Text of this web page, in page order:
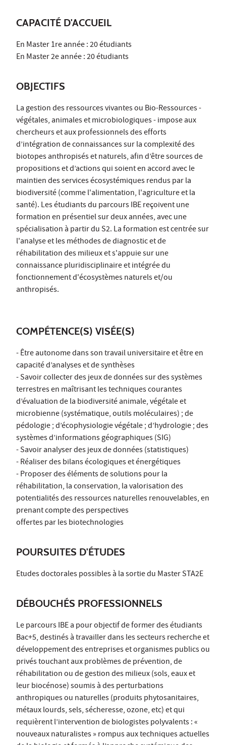
CAPACITÉ D'ACCUEIL
En Master 1re année : 20 étudiants
En Master 2e année : 20 étudiants
OBJECTIFS
La gestion des ressources vivantes ou Bio-Ressources -
végétales, animales et microbiologiques - impose aux
chercheurs et aux professionnels des efforts
d’intégration de connaissances sur la complexité des
biotopes anthropisés et naturels, afin d’être sources de
propositions et d’actions qui soient en accord avec le
maintien des services écosystémiques rendus par la
biodiversité (comme l'alimentation, l'agriculture et la
santé). Les étudiants du parcours IBE reçoivent une
formation en présentiel sur deux années, avec une
spécialisation à partir du S2. La formation est centrée sur
l'analyse et les méthodes de diagnostic et de
réhabilitation des milieux et s'appuie sur une
connaissance pluridisciplinaire et intégrée du
fonctionnement d'écosystèmes naturels et/ou
anthropisés.
COMPÉTENCE(S) VISÉE(S)
- Être autonome dans son travail universitaire et être en
capacité d’analyses et de synthèses
- Savoir collecter des jeux de données sur des systèmes
terrestres en maîtrisant les techniques courantes
d’évaluation de la biodiversité animale, végétale et
microbienne (systématique, outils moléculaires) ; de
pédologie ; d’écophysiologie végétale ; d’hydrologie ; des
systèmes d’informations géographiques (SIG)
- Savoir analyser des jeux de données (statistiques)
- Réaliser des bilans écologiques et énergétiques
- Proposer des éléments de solutions pour la
réhabilitation, la conservation, la valorisation des
potentialités des ressources naturelles renouvelables, en
prenant compte des perspectives
offertes par les biotechnologies
POURSUITES D'ÉTUDES
Etudes doctorales possibles à la sortie du Master STA2E
DÉBOUCHÉS PROFESSIONNELS
Le parcours IBE a pour objectif de former des étudiants
Bac+5, destinés à travailler dans les secteurs recherche et
développement des entreprises et organismes publics ou
privés touchant aux problèmes de prévention, de
réhabilitation ou de gestion des milieux (sols, eaux et
leur biocénose) soumis à des perturbations
anthropiques ou naturelles (produits phytosanitaires,
métaux lourds, sels, sécheresse, ozone, etc) et qui
requièrent l’intervention de biologistes polyvalents : «
nouveaux naturalistes » rompus aux techniques actuelles